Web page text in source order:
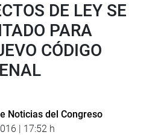
DE LEY SE
PARA
CÓDIGO
Noticias del Congreso
| 17:52 h